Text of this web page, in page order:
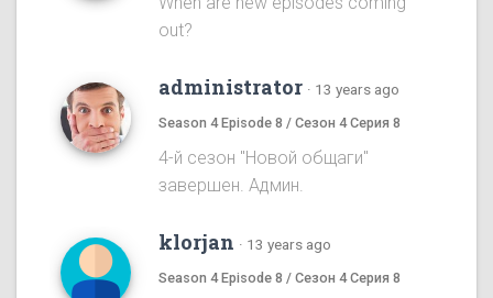
out?
administrator · 13 years ago
Season 4 Episode 8 / Сезон 4 Серия 8
4-й сезон "Новой общаги"
завершен. Админ.
klorjan · 13 years ago
Season 4 Episode 8 / Сезон 4 Серия 8